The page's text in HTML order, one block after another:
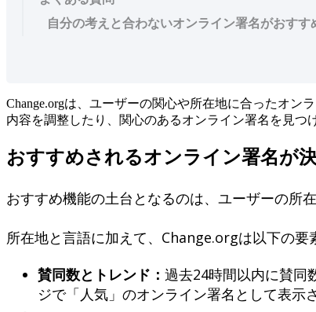
自分の考えと合わないオンライン署名がおすす
Change.orgは ユーザーの関心や所在地に合ったオンラ
内容を調整した り 関心のあるオンライ ン署名 を 見つ
おすすめされるオンライ ン署名が
おすすめ機能の土台 と なるのは、 ユーザーの所在
所在地と言語に加え て、 Change.orgは以下の要
賛同数と ト レン ド ： 過去24時間以内に賛同
ジで「人気 」 のオンラ イ ン署名 と して表示